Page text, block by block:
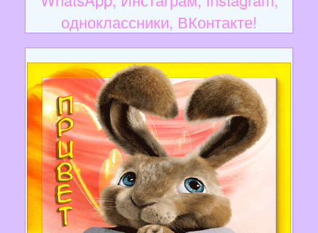
одноклассники, ВКонтакте!